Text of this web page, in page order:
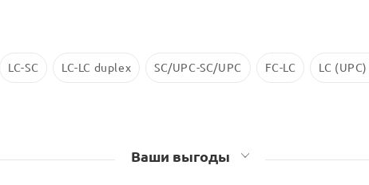
LC-SC LC-LC duplex SC/UPC-SC/UPC FC-LC LC
Ваши выгоды